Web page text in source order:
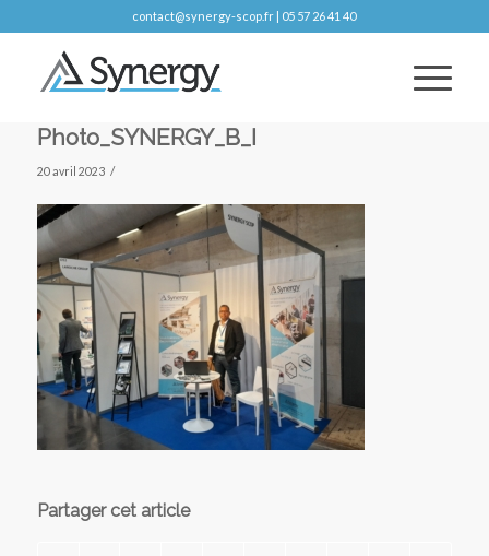
contact@synergy-scop.fr | 05 57 26 41 40
Photo_SYNERGY_B_I
20 avril 2023 /
Partager cet article